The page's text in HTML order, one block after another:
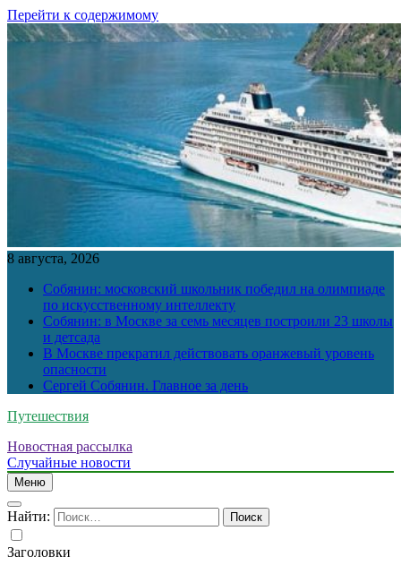
Перейти к содержимому
8 августа, 2026
Собянин: московский школьник победил на олимпиаде
по искусственному интеллекту
Собянин: в Москве за семь месяцев построили 23 школы
и детсада
В Москве прекратил действовать оранжевый уровень
опасности
Сергей Собянин. Главное за день
Путешествия
Новостная рассылка
Случайные новости
Меню
Найти:
Заголовки